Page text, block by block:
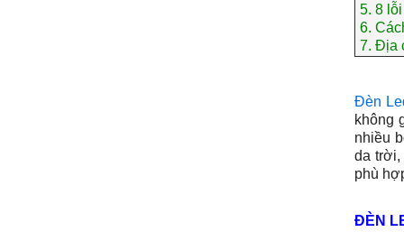
5.8
6.
7.Địa
Đèn
không
nhiều
da trời,
phù
ĐÈN